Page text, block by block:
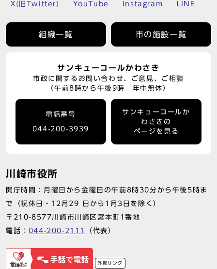
X(旧Twitter) YouTube Instagram LINE
組織一覧 市の施設一覧
サンキューコールかわさき
市政に関するお問い合わせ、ご意見、ご相談
（午前8時から午後9時 年中無休）
電話番号
044-200-3939
サンキューコールか
わさきの
ページを見る
川崎市役所
開庁時間：月曜日から金曜日の午前8時30分から午後5時ま
で（祝休日・12月29 日から1月3日を除く）
〒210-8577川崎市川崎区宮本町1番地
電話： 044-200-2111 （代表）
外部リンク